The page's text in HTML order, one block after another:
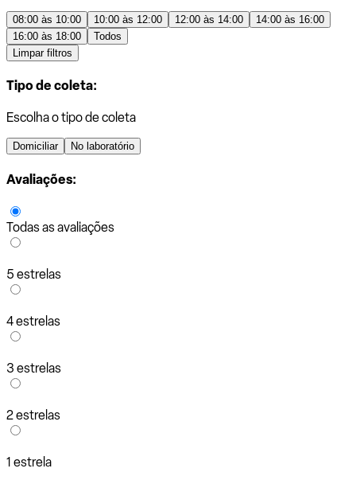
08:00 às 10:00 10:00 às 12:00 12:00 às 14:00
14:00 às 16:00
16:00 às 18:00
Todos
Limpar filtros
Tipo de coleta:
Escolha o tipo de coleta
Domiciliar No laboratório
Avaliações:
Todas as avaliações
5 estrelas
4 estrelas
3 estrelas
2 estrelas
1 estrela